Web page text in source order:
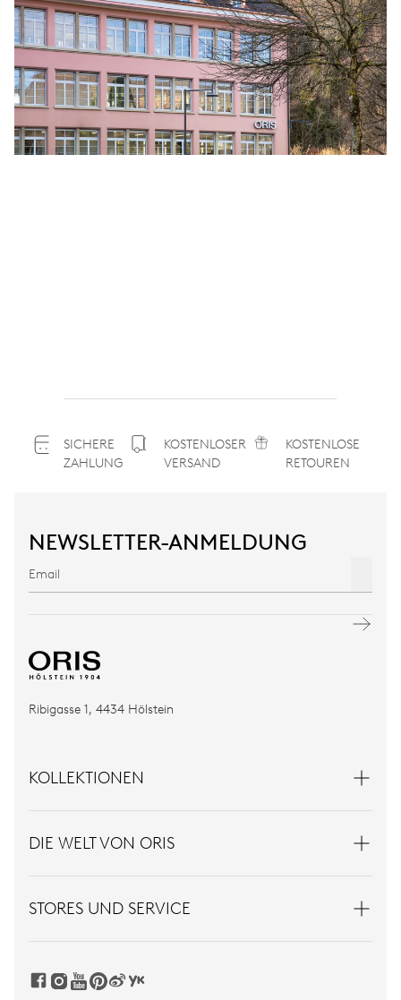
SICHERE
ZAHLUNG
KOSTENLOSER
VERSAND
KOSTENLOSE
RETOUREN
NEWSLETTER-ANMELDUNG
Ribigasse 1, 4434 Hölstein
KOLLEKTIONEN
DIE WELT VON ORIS
STORES UND SERVICE